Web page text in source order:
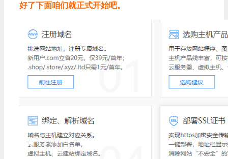
好了下面咱们就正式开始吧。